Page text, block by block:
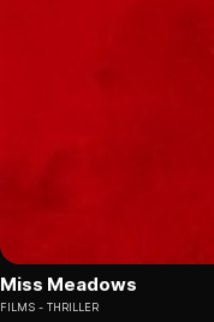
Miss Meadows
FILMS THRILLER